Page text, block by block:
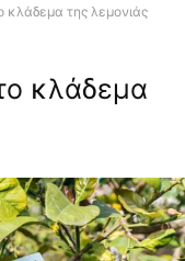
κλάδεμα της λεμονιάς
κλάδεμα